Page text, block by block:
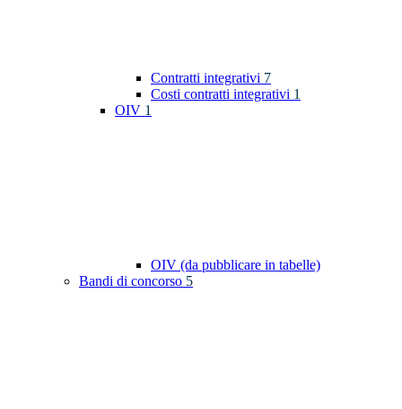
Contratti integrativi 7
Costi contratti integrativi 1
OIV 1
OIV (da pubblicare in tabelle)
Bandi di concorso 5